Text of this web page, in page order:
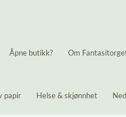
Åpne butikk? Om
papir Helse & skjønnhet